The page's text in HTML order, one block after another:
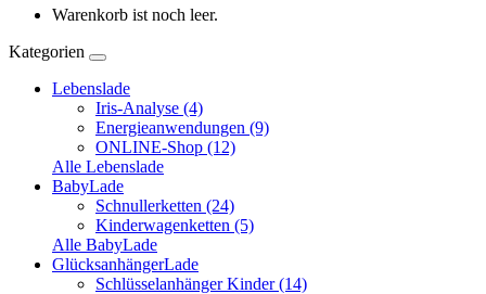
Warenkorb ist noch leer.
Kategorien
Lebenslade
Iris-Analyse (4)
Energieanwendungen (9)
ONLINE-Shop (12)
Alle Lebenslade
BabyLade
Schnullerketten (24)
Kinderwagenketten (5)
Alle BabyLade
GlücksanhängerLade
Schlüsselanhänger Kinder (14)